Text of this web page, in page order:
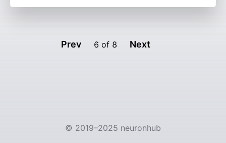
capaz de crecer y reproducirse, responde ante los
Prev 6 of 8 Next
© 2019–2025 neuronhub